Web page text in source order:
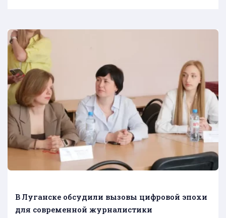
В Луганске обсудили вызовы цифровой эпохи
для современной журналистики